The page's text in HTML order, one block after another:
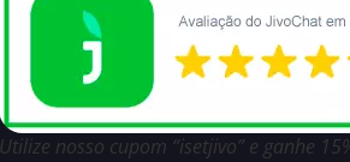
Utilize nosso cupom “isetjivo” e ganhe